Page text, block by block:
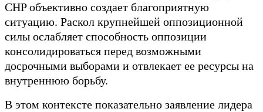
CHP объективно создает благоприятную
ситуацию. Раскол крупнейшей оппозиционной
силы ослабляет способность оппозиции
консолидироваться перед возможными
досрочными выборами и отвлекает ее ресурсы на
внутреннюю борьбу.
В этом контексте показательно заявление лидера